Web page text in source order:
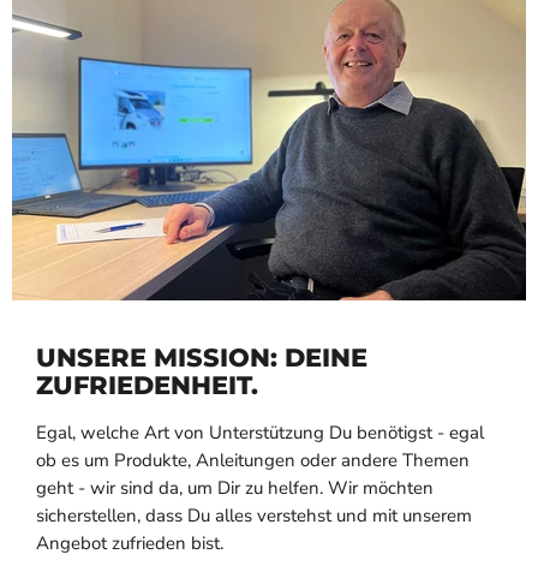
UNSERE MISSION: DEINE
ZUFRIEDENHEIT.
Egal, welche Art von Unterstützung Du benötigst - egal
ob es um Produkte, Anleitungen oder andere Themen
geht - wir sind da, um Dir zu helfen. Wir möchten
sicherstellen, dass Du alles verstehst und mit unserem
Angebot zufrieden bist.